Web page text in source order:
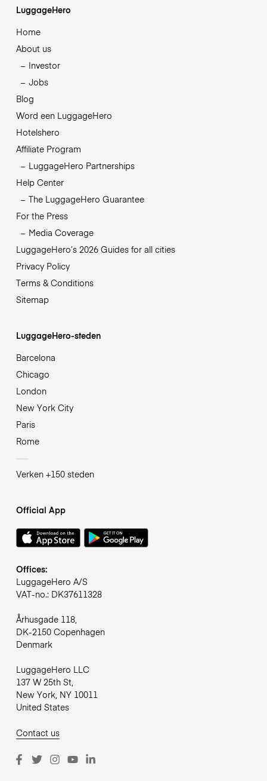
LuggageHero
Home
About us
Investor
Jobs
Blog
Word een LuggageHero
Hotelshero
Affiliate Program
LuggageHero Partnerships
Help Center
The LuggageHero Guarantee
For the Press
Media Coverage
LuggageHero’s 2026 Guides for all cities
Privacy Policy
Terms & Conditions
Sitemap
LuggageHero-steden
Barcelona
Chicago
London
New York City
Paris
Rome
Verken +150 steden
Official App
Offices:
LuggageHero A/S
VAT-no.: DK37611328
Århusgade 118,
DK-2150 Copenhagen
Denmark
LuggageHero LLC
137 W 25th St,
New York, NY 10011
United States
Contact us